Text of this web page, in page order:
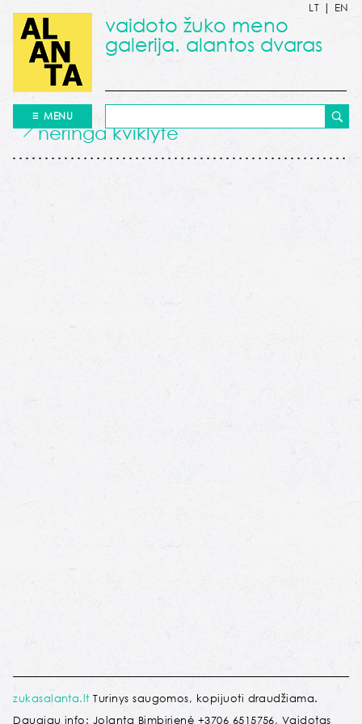
LT | EN
vaidoto žuko meno
galerija. alantos dvaras
MENU
neringa kviklytė
zukasalanta.lt Turinys saugomos, kopijuoti draudžiama.
Daugiau info: Jolanta Bimbirienė +3706 6515756, Vaidotas